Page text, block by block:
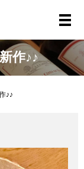
メ
作♪♪
♪♪